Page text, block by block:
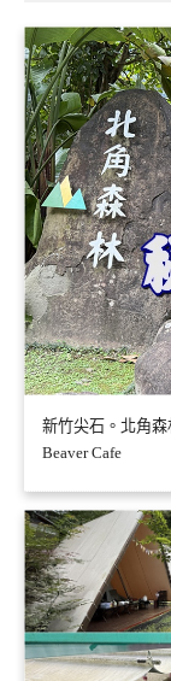
新竹尖石。北角
Beaver Cafe